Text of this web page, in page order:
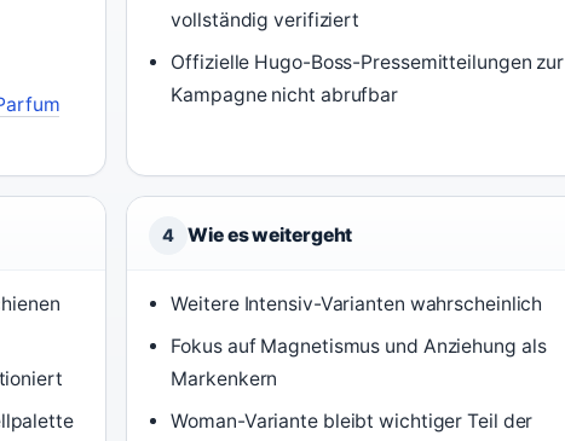
vollständig verifiziert
Offizielle Hugo-Boss-Pressemitteilungen zur
Kampagne nicht abrufbar
4 Wie es weitergeht
Weitere Intensiv-Varianten wahrscheinlich
Fokus auf Magnetismus und Anziehung als
Markenkern
Woman-Variante bleibt wichtiger Teil der